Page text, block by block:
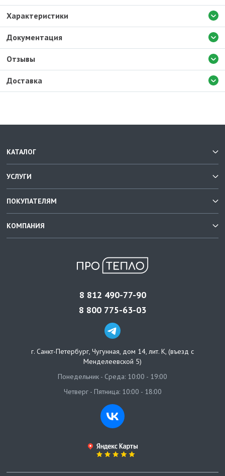
Доставка
Характеристики
Документация
Отзывы
КАТАЛОГ
УСЛУГИ
ПОКУПАТЕЛЯМ
КОМПАНИЯ
8 812 490-77-90
8 800 775-63-03
г. Санкт-Петербург, Чугунная, дом 14, лит. К, (въезд с
Менделеевской 5)
Понедельник - Среда: 10:00 - 19:00
Четверг - Пятница: 10:00 - 18:00